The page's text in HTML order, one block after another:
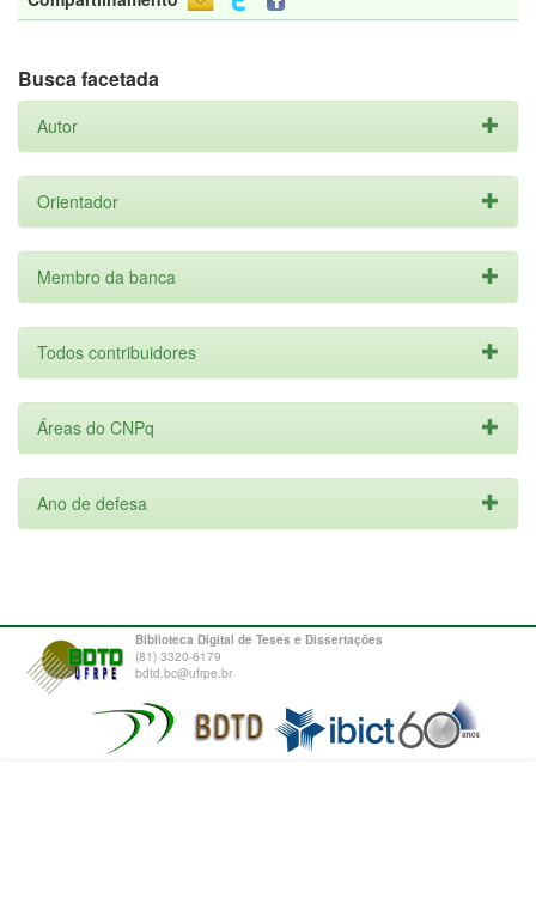
Busca facetada
Autor
Orientador
Membro da banca
Todos contribuidores
Áreas do CNPq
Ano de defesa
Biblioteca Digital de Teses e Dissertações
(81) 3320-6179
bdtd.bc@ufrpe.br